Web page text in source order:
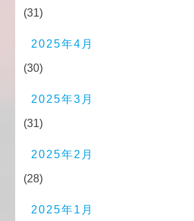
(31)
2025年4月
(30)
2025年3月
(31)
2025年2月
(28)
2025年1月